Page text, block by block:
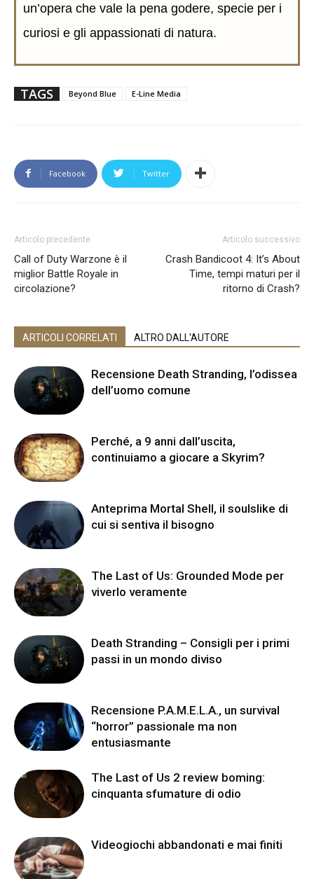
un’opera che vale la pena godere, specie per i
curiosi e gli appassionati di natura.
TAGS Beyond Blue E-Line Media
Facebook Twitter
Articolo precedente
Call of Duty Warzone è il
miglior Battle Royale in
circolazione?
Articolo successivo
Crash Bandicoot 4: It’s About
Time, tempi maturi per il
ritorno di Crash?
ARTICOLI CORRELATI ALTRO DALL'AUTORE
Recensione Death Stranding, l’odissea
dell’uomo comune
Perché, a 9 anni dall’uscita,
continuiamo a giocare a Skyrim?
Anteprima Mortal Shell, il soulslike di
cui si sentiva il bisogno
The Last of Us: Grounded Mode per
viverlo veramente
Death Stranding – Consigli per i primi
passi in un mondo diviso
Recensione P.A.M.E.L.A., un survival
“horror” passionale ma non
entusiasmante
The Last of Us 2 review boming:
cinquanta sfumature di odio
Videogiochi abbandonati e mai finiti